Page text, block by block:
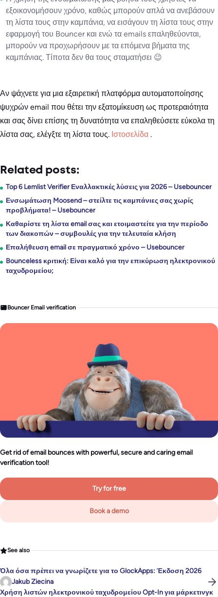
εξοικονομήσουν χρόνο, καθώς μπορούν απλά να ανεβάσουν
τη λίστα τους στην καμπάνια, να εισάγουν τη λίστα τους στην
εφαρμογή του Bouncer και ενώ τα emails επαληθεύονται,
μπορούν να προχωρήσουν με τα επόμενα βήματα της
καμπάνιας. Τίποτα δεν θα τους σταματήσει 😉
Αν ψάχνετε για μια εξαιρετική πλατφόρμα αυτοματοποίησης
ψυχρών email που θέτει την εξατομίκευση ως προτεραιότητα
και σας δίνει επίσης τη δυνατότητα να επαληθεύσετε εύκολα τη
λίστα σας, ελέγξτε τη λίστα τους. Ιστοσελίδα .
Related posts:
Top 6 Lemlist Verifier Εναλλακτικές λύσεις για 2026 – Usebouncer
Ενσωμάτωση Moosend – στείλτε τις καμπάνιες σας χωρίς
προβλήματα! – Usebouncer
Καθαρίστε τη λίστα email σας και ετοιμαστείτε για την περίοδο
των διακοπών – συμβουλές για την τελευταία κλήση
Επαλήθευση email σε πραγματικό χρόνο – Usebouncer
Bounceless κριτική: Είναι καλό για την επικύρωση ηλεκτρονικού
ταχυδρομείου;
Bouncer Email verification
Get rid of email bounces with powerful, secure and caring email
verification tool!
Try for free
Book a demo
See also
Όλα όσα πρέπει να γνωρίζετε για το GlockApps: Έκδοση 2026
Jakub Ziecina
Χρήση λιστών ηλεκτρονικού ταχυδρομείου Opt-In για μάρκετινγκ